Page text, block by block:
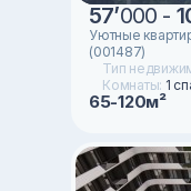
57’000 -
Уютные
(001487)
Тип
Комнаты: 1
65-120м²